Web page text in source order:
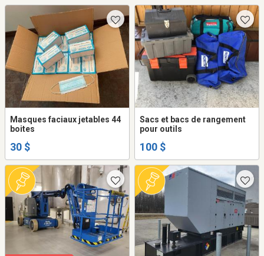
Masques faciaux jetables 44
boites
30 $
Sacs et bacs de rangement
pour outils
100 $